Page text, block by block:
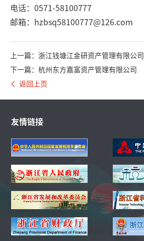
电话：0571-58100777
邮箱：hzbsq58100777@126.com
上一篇：浙江钱塘江金研资产管理有限公司
下一篇：杭州东方嘉富资产管理有限公司
返回上页
友情链接